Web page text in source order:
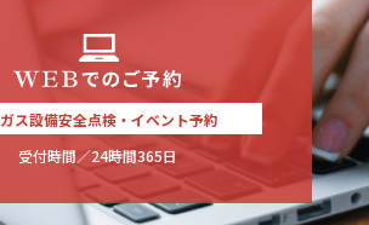
ガス設備安全点検・イベント予約
受付時間／24時間365日